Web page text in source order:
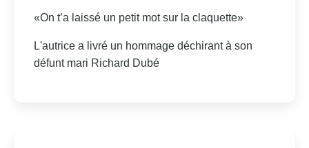
«On t’a laissé un petit mot sur la claquette»
L'autrice a livré un hommage déchirant à son
défunt mari Richard Dubé